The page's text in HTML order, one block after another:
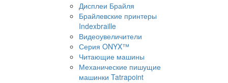
Дисплеи Брайля
Брайлевские принтеры
Indexbraille
Видеоувеличители
Серия ONYX™
Читающие машины
Механические пишущие
машинки Tatrapoint